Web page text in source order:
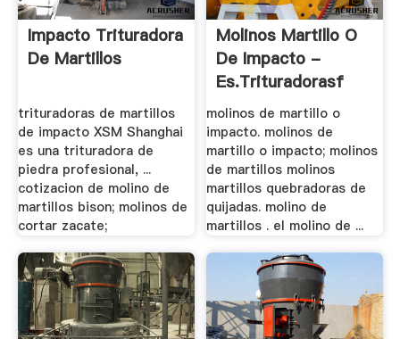
Impacto Trituradora
De Martillos
trituradoras de martillos
de impacto XSM Shanghai
es una trituradora de
piedra profesional, ...
cotizacion de molino de
martillos bison; molinos de
cortar zacate;
Molinos Martillo O
De Impacto -
Es.trituradorasf
molinos de martillo o
impacto. molinos de
martillo o impacto; molinos
de martillos molinos
martillos quebradoras de
quijadas. molino de
martillos . el molino de ...